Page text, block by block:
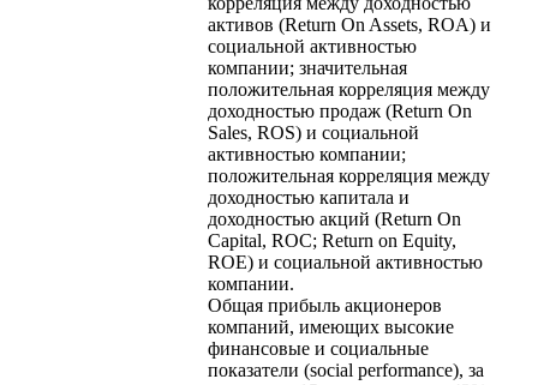
активов (Return Оn Assets, ROA) и
социальной активностью
компании; значительная
положительная корреляция между
доходностью продаж (Return On
Sales, ROS) и социальной
активностью компании;
положительная корреляция между
доходностью капитала и
доходностью акций (Return On
Capital, ROC; Return on Equity,
ROE) и социальной активностью
компании.
Общая прибыль акционеров
компаний, имеющих высокие
финансовые и социальные
показатели (social performance), за